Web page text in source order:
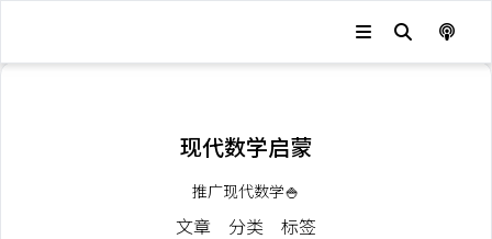
现代数学启蒙
推广现代数学🍚
文章 分类 标签